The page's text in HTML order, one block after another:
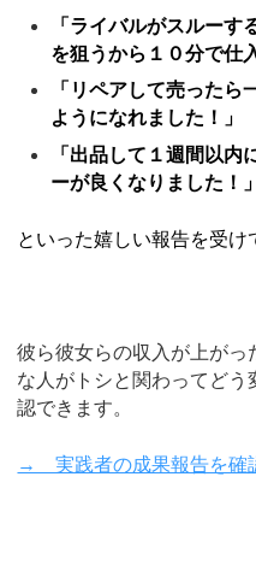
「ライバルがスルーす
を狙うから１０分で仕
「リペアして売ったら
ようになれました！」
「出品して１週間以内
ーが良くなりました！」
といった嬉しい報告を受け
彼ら彼女らの収入が上がっ
な人がトシと関わってど
認できます。
→ 実践者の成果報告を確